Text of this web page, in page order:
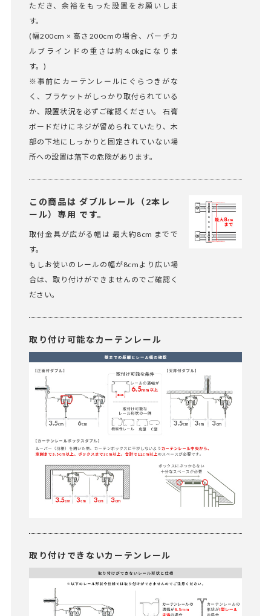
ただき、余裕をもった設置をお願いしま
す。
(幅200cm × 高さ200cmの場合、バーチカ
ルブラインドの重さは約4.0kgになりま
す。)
※事前にカーテンレールにぐらつきがな
く、ブラケットがしっかり取付られている
か、設置状況を必ずご確認ください。 石膏
ボードだけにネジが留められていたり、木
部の下地にしっかりと固定されていない場
所への設置は落下の危険があります。
この商品は ダブルレール（2本レ
ール）専用 です。
取付金具が広がる幅は 最大約8cm までで
す。
もしお使いのレールの幅が8cmより広い場
合は、取り付けができませんのでご確認く
ださい。
取り付け可能なカーテンレール
取り付けできないカーテンレール